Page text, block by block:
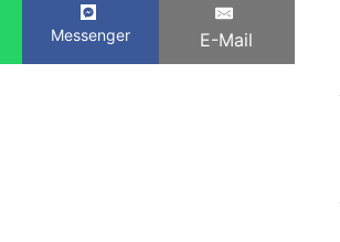
Messenger E-Mail